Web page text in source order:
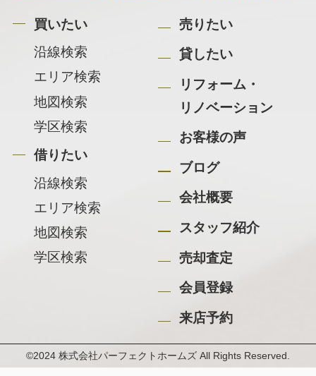
買いたい
沿線検索
エリア検索
地図検索
学区検索
借りたい
沿線検索
エリア検索
地図検索
学区検索
売りたい
貸したい
リフォーム・
リノベーション
お客様の声
ブログ
会社概要
スタッフ紹介
売却査定
会員登録
来店予約
©2024 株式会社パーフェクトホームズ All Rights Reserved.